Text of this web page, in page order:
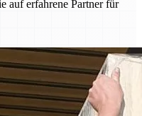
auf erfahrene Partner für